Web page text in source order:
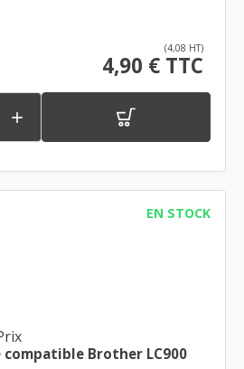
(4,08 HT)
4,90 € TTC

EN STOCK
Brother LC900